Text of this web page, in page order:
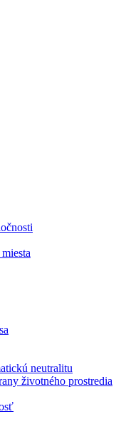
neutralitu
životného prostredia